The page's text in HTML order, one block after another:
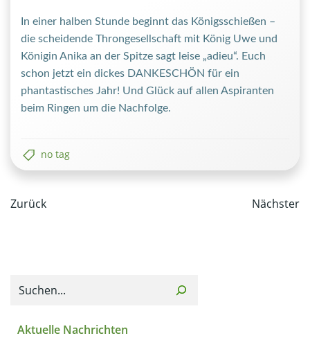
In einer halben Stunde beginnt das Königsschießen –
die scheidende Throngesellschaft mit König Uwe und
Königin Anika an der Spitze sagt leise „adieu“. Euch
schon jetzt ein dickes DANKESCHÖN für ein
phantastisches Jahr! Und Glück auf allen Aspiranten
beim Ringen um die Nachfolge.
no tag
Post
Zurück
Post
Nächster
Aktuelle Nachrichten